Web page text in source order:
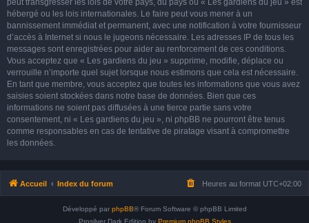
peut transgresser les lois de votre pays, du pays où « Les gardiens du jeu » est
hébergé ou les lois internationales. Le faire peut vous mener à un
bannissement immédiat et permanent, avec une notification à votre fournisseur
d’accès à Internet si nous le jugeons nécessaire. Les adresses IP de tous les
messages sont enregistrées pour aider au renforcement de ces conditions.
Vous acceptez que « Les gardiens du jeu » supprime, modifie, déplace ou
verrouille n’importe quel sujet lorsque nous estimons que cela est nécessaire.
En tant que membre, vous acceptez que toutes les informations que vous avez
saisies soient stockées dans notre base de données. Bien que ces
informations ne soient pas diffusées à une tierce partie sans votre
consentement, ni « Les gardiens du jeu », ni phpBB ne pourront être tenus
comme responsables en cas de tentative de piratage visant à compromettre
les données.
Accueil Index du forum Heures au format UTC+02:00
Développé par phpBB® Forum Software © phpBB Limited
Prosilver Dark Edition by Premium phpBB Styles